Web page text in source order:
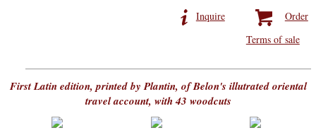
Order
Inquire
Terms of sale
First Latin edition, printed by Plantin, of Belon's illutrated oriental
travel account, with 43 woodcuts